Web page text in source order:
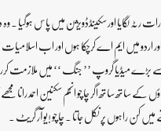
رٹہ لگایا اور سکینڈڈویژن میں پاس ہوگیا
اردو میں ایم اے کرچکا ہوں اور اب
میڈیا گروپ ’’ جنگ ‘‘ میں ملازمت
ساتھ ساتھ اگر چاچو انجم سکنین احمد رانا
کن راہوں پر نکل جاتا ۔ چاچو !یو آر گریٹ ۔